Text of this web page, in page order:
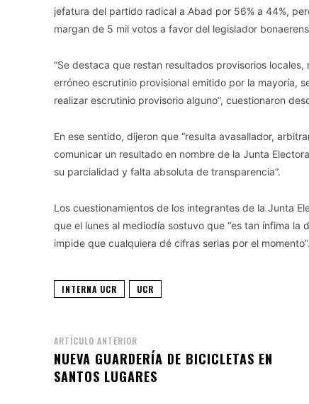
jefatura del partido radical a Abad por 56% a 44%,
margan de 5 mil votos a favor del legislador
“Se destaca que restan resultados provisorios
erróneo escrutinio provisional emitido por la mayoría,
realizar escrutinio provisorio alguno”, cuestionaron
En ese sentido, dijeron que “resulta avasallador,
comunicar un resultado en nombre de la Junta
su parcialidad y falta absoluta de transparencia”.
Los cuestionamientos de los integrantes de la Junta
que el lunes al mediodía sostuvo que “es tan ínfima
impide que cualquiera dé cifras serias por el momento”.
INTERNA UCR UCR
ARTÍCULO ANTERIOR
NUEVA GUARDERÍA DE BICICLETAS EN
SANTOS LUGARES